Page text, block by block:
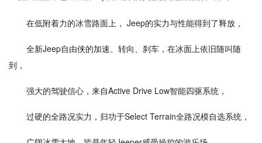
在低附着力的冰雪路面上， Jeep的实力与性能得到了释放，
全新Jeep自由侠的加速、转向、刹车，在冰面上依旧随叫随
到，
强大的驾驶信心，来自Active Drive Low智能四驱系统，
过硬的全路况实力，归功于Select Terrain全路况模自选系统，